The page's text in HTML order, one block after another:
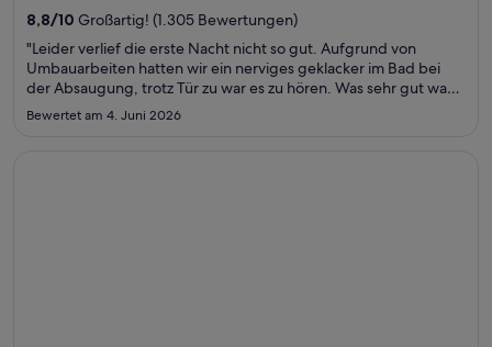
unseren Bewertungen. Einige beliebte Sehenswürdigkeiten –
Fallsview Casino und Horseshoe Falls – befinden sich in der
Nähe.
8,8/10 Großartig! (1.305 Bewertungen)
"Leider verlief die erste Nacht nicht so gut. Aufgrund von
Umbauarbeiten hatten wir ein nerviges geklacker im Bad bei
der Absaugung, trotz Tür zu war es zu hören. Was sehr gut war
ohne Probleme haben wir in der 2ten Nacht ein neues Zimmer
Bewertet am 4. Juni 2026